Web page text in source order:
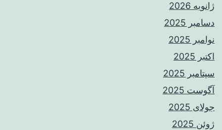
ژانویه 2026
دسامبر 2025
نوامبر 2025
اکتبر 2025
سپتامبر 2025
آگوست 2025
جولای 2025
ژوئن 2025